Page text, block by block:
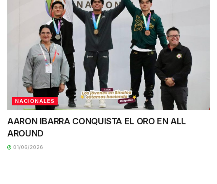
NACIONALES
AARON IBARRA CONQUISTA EL ORO EN ALL
AROUND
01/06/2026